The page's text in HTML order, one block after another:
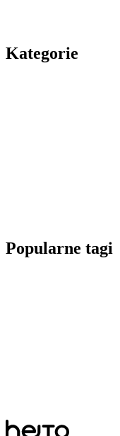
Kategorie
Popularne tagi